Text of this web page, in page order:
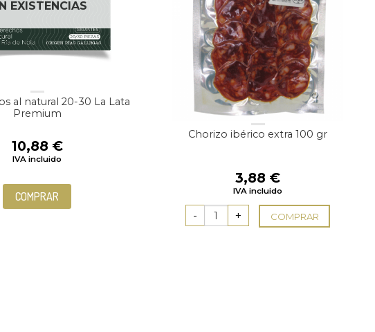
EXISTENCIAS
al natural 20-30 La Lata
Premium
10,88 €
IVA incluido
COMPRAR
Chorizo ibérico extra 100 gr
3,88 €
IVA incluido
COMPRAR